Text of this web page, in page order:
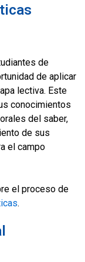
de
de aplicar
lectiva. Este
conocimientos
del saber,
de sus
el campo
el proceso de
.